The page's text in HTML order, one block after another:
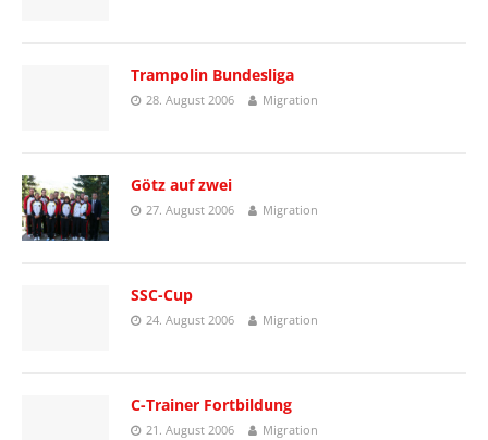
Trampolin Bundesliga
28. August 2006 Migration
Götz auf zwei
27. August 2006 Migration
SSC-Cup
24. August 2006 Migration
C-Trainer Fortbildung
21. August 2006 Migration